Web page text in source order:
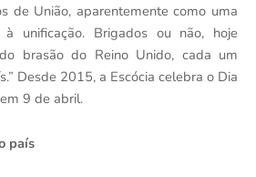
de União, aparentemente como uma
unificação. Brigados ou não, hoje
brasão do Reino Unido, cada um
Desde 2015, a Escócia celebra o Dia
9 de abril.
país